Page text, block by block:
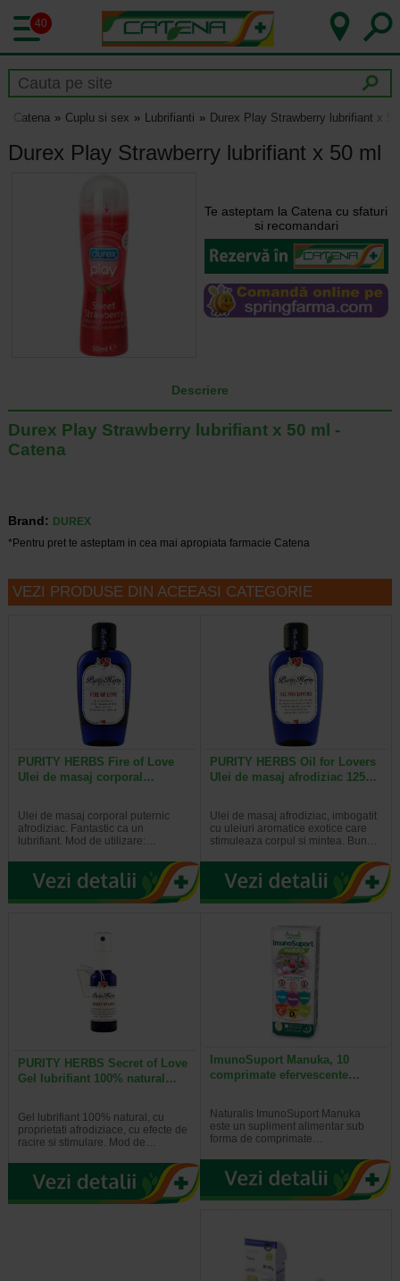
40
Catena Cuplu si sex Lubrifianti Durex Play Strawberry lubrifiant x
Durex Play Strawberry lubrifiant x 50 ml
Te asteptam la Catena cu sfaturi
si recomandari
Descriere
Durex Play Strawberry lubrifiant x 50 ml -
Catena
Brand:
DUREX
*Pentru pret te asteptam in cea mai apropiata farmacie Catena
VEZI PRODUSE DIN ACEEASI CATEGORIE
PURITY HERBS Fire of Love
Ulei de masaj corporal…
Ulei de masaj corporal puternic
afrodiziac. Fantastic ca un
lubrifiant. Mod de utilizare:…
PURITY HERBS Oil for Lovers
Ulei de masaj afrodiziac 125…
Ulei de masaj afrodiziac, imbogatit
cu uleiuri aromatice exotice care
stimuleaza corpul si mintea. Bun…
PURITY HERBS Secret of Love
Gel lubrifiant 100% natural…
Gel lubrifiant 100% natural, cu
proprietati afrodiziace, cu efecte de
racire si stimulare. Mod de…
ImunoSuport Manuka, 10
comprimate efervescente…
Naturalis ImunoSuport Manuka
este un supliment alimentar sub
forma de comprimate…